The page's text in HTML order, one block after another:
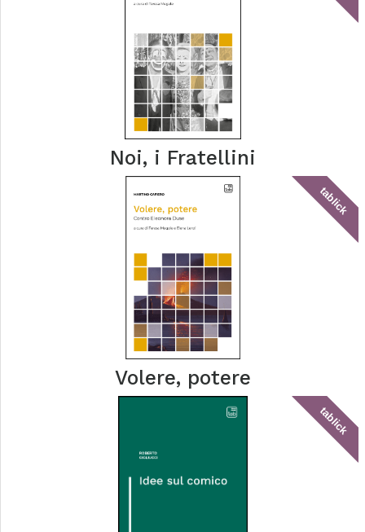
Noi, i Fratellini
tablick
Volere, potere
tablick